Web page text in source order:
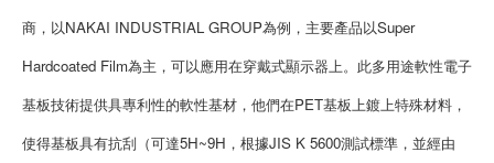
商，以NAKAI INDUSTRIAL GROUP為例，主要產品以Super
Hardcoated Film為主，可以應用在穿戴式顯示器上。此多用途軟性電子
基板技術提供具專利性的軟性基材，他們在PET基板上鍍上特殊材料，
使得基板具有抗刮（可達5H~9H，根據JIS K 5600測試標準，並經由